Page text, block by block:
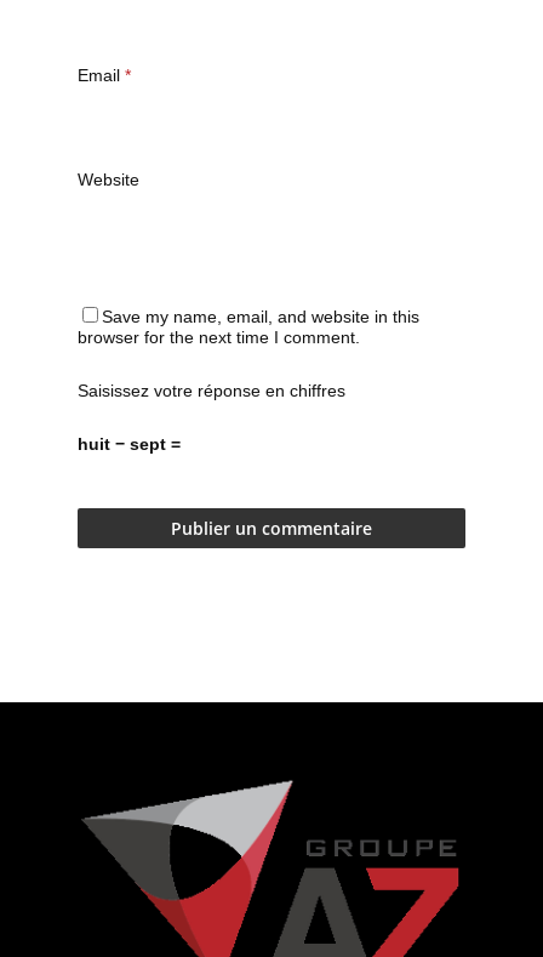
Email *
Website
Save my name, email, and website in this
browser for the next time I comment.
Saisissez votre réponse en chiffres
huit − sept =